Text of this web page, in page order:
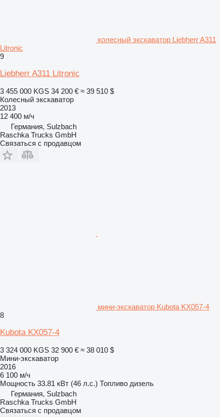
колесный экскаватор Liebherr A311
Litronic
9
Liebherr A311 Litronic
3 455 000 KGS 34 200 € ≈ 39 510 $
Колесный экскаватор
2013
12 400 м/ч
Германия, Sulzbach
Raschka Trucks GmbH
Связаться с продавцом
мини-экскаватор Kubota KX057-4
8
Kubota KX057-4
3 324 000 KGS 32 900 € ≈ 38 010 $
Мини-экскаватор
2016
6 100 м/ч
Мощность 33.81 кВт (46 л.с.) Топливо дизель
Германия, Sulzbach
Raschka Trucks GmbH
Связаться с продавцом